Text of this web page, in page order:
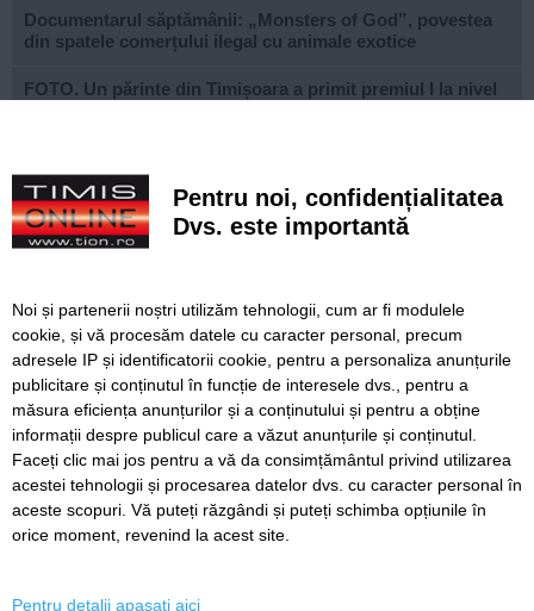
Documentarul săptămânii: „Monsters of God”, povestea
din spatele comerțului ilegal cu animale exotice
FOTO. Un părinte din Timișoara a primit premiul I la nivel
Când va fi montat gazonul și când va fi inaugurat
stadionul
VIDEO. Carambol în zona Metro din Calea Șagului. O
A vândut anvelope și piese auto ani la rând, dar nu a
declarat veniturile. Prejudiciu de aproape 30.000 de euro
Live-uri obscene urmărite de peste 22.000 de oameni. Doi
bărbați din Timiș au fost reținuți
SERVICII Redactia
Folosinta Cookie-urilor
Pentru noi, confidențialitatea
Dvs. este importantă
Noi și partenerii noștri utilizăm tehnologii, cum ar fi modulele
cookie, și vă procesăm datele cu caracter personal, precum
adresele IP și identificatorii cookie, pentru a personaliza anunțurile
publicitare și conținutul în funcție de interesele dvs., pentru a
măsura eficiența anunțurilor și a conținutului și pentru a obține
informații despre publicul care a văzut anunțurile și conținutul.
Faceți clic mai jos pentru a vă da consimțământul privind utilizarea
acestei tehnologii și procesarea datelor dvs. cu caracter personal în
aceste scopuri. Vă puteți răzgândi și puteți schimba opțiunile în
orice moment, revenind la acest site.
Pentru detalii apasati aici